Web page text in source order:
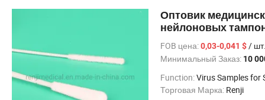
Оптовик
нейлоновых
FOB цена:0,03-0,041 $/ шт.
Минимальный Заказ: 10
Function:Virus Samples for
Торговая Марка: Renji